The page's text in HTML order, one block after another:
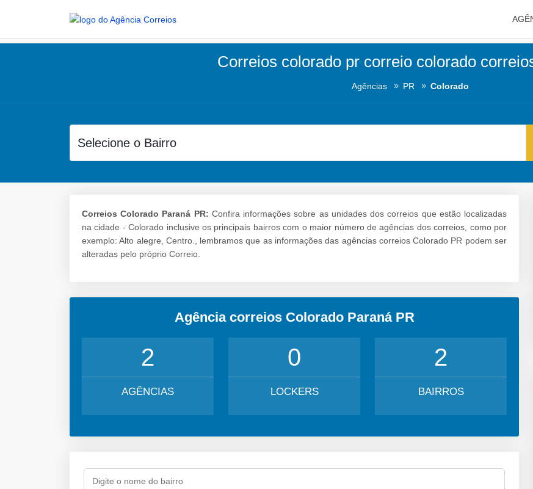
Correios colorado pr correio colorado
Agências PR Colorado
Correios Colorado Paraná PR: Confira informações sobre as unidades dos correios que estão localizadas
na cidade - Colorado inclusive os principais bairros com o maior número de agências dos correios, como por
exemplo: Alto alegre, Centro., lembramos que as informações das agências correios Colorado PR podem ser
alteradas pelo próprio Correio.
Agência correios Colorado Paraná PR
2
AGÊNCIAS
0
LOCKERS
2
BAIRROS